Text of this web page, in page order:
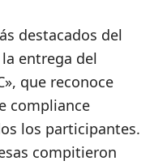
destacados del
entrega del
que reconoce
compliance
los participantes.
compitieron